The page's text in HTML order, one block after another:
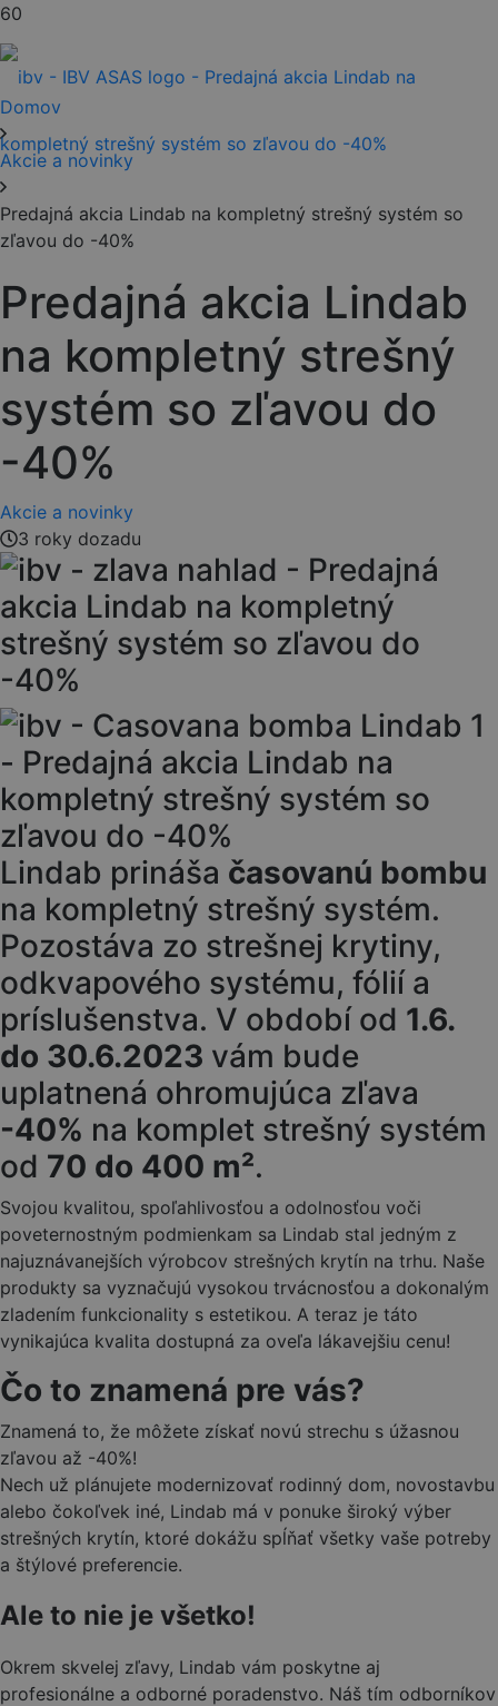
Domov
Akcie a novinky
Predajná akcia Lindab na kompletný strešný systém so
zľavou do -40%
Predajná akcia Lindab
na kompletný strešný
systém so zľavou do
-40%
Akcie a novinky
3 roky dozadu
Lindab prináša časovanú bombu
na kompletný strešný systém.
Pozostáva zo strešnej krytiny,
odkvapového systému, fólií a
príslušenstva. V období od 1.6.
do 30.6.2023 vám bude
uplatnená ohromujúca zľava
-40% na komplet strešný systém
od 70 do 400 m².
Svojou kvalitou, spoľahlivosťou a odolnosťou voči
poveternostným podmienkam sa Lindab stal jedným z
najuznávanejších výrobcov strešných krytín na trhu. Naše
produkty sa vyznačujú vysokou trvácnosťou a dokonalým
zladením funkcionality s estetikou. A teraz je táto
vynikajúca kvalita dostupná za oveľa lákavejšiu cenu!
Čo to znamená pre vás?
Znamená to, že môžete získať novú strechu s úžasnou
zľavou až -40%!
Nech už plánujete modernizovať rodinný dom, novostavbu
alebo čokoľvek iné, Lindab má v ponuke široký výber
strešných krytín, ktoré dokážu spĺňať všetky vaše potreby
a štýlové preferencie.
Ale to nie je všetko!
Okrem skvelej zľavy, Lindab vám poskytne aj
profesionálne a odborné poradenstvo. Náš tím odborníkov